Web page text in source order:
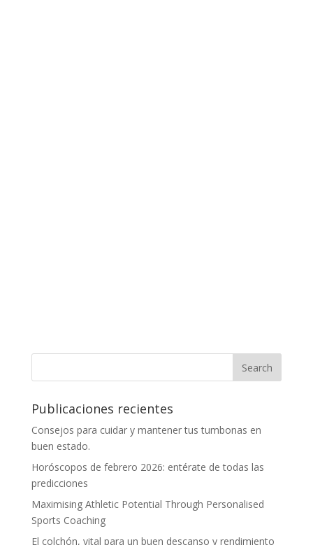
Publicaciones recientes
Consejos para cuidar y mantener tus tumbonas en
buen estado.
Horóscopos de febrero 2026: entérate de todas las
predicciones
Maximising Athletic Potential Through Personalised
Sports Coaching
El colchón, vital para un buen descanso y rendimiento